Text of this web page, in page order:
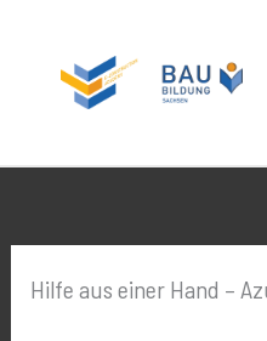
springen
Hilfe aus einer Hand –